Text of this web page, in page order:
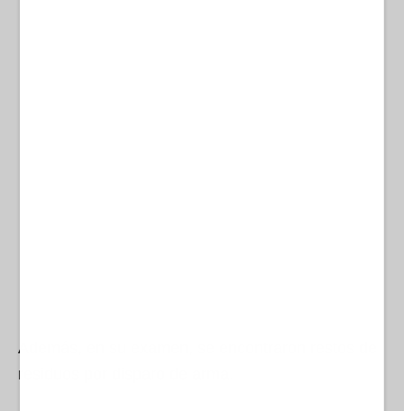
Además, en su examen, se encontraron restos de
residuos por disparo de arma.